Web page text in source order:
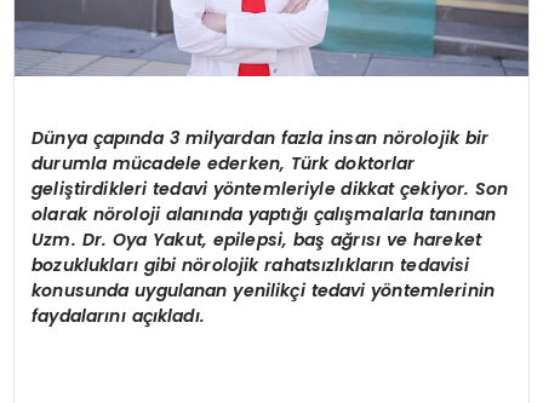
Dünya çapında 3 milyardan fazla insan nörolojik bir
durumla mücadele ederken, Türk doktorlar
geliştirdikleri tedavi yöntemleriyle dikkat çekiyor. Son
olarak nöroloji alanında yaptığı çalışmalarla tanınan
Uzm. Dr. Oya Yakut, epilepsi, baş ağrısı ve hareket
bozuklukları gibi nörolojik rahatsızlıkların tedavisi
konusunda uygulanan yenilikçi tedavi yöntemlerinin
faydalarını açıkladı.